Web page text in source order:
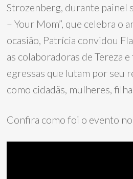
Strozenberg, durante painel
– Your Mom”, que celebra o
ocasião, Patrícia convidou
as colaboradoras de Tereza
egressas que lutam por seu
como cidadãs, mulheres,
Confira como foi o evento